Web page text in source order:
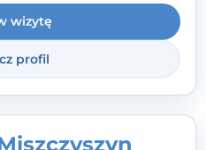
wizytę
profil